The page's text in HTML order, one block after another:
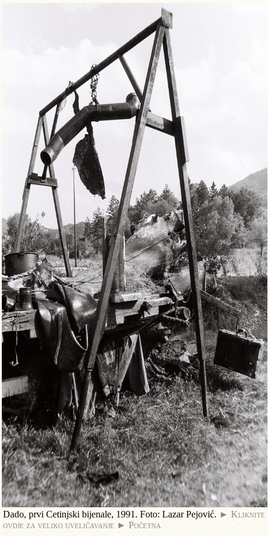
Dado, prvi Cetinjski bijenale, 1991. Foto: Lazar Pejović. ► Kliknite
ovdje za veliko uveličavanje ► Početna